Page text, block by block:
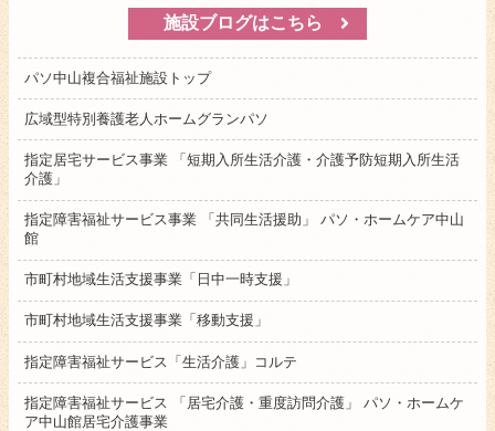
施設ブログはこちら
パソ中山複合福祉施設トップ
広域型特別養護老人ホームグランパソ
指定居宅サービス事業 「短期入所生活介護・介護予防短期入所生活
介護」
指定障害福祉サービス事業 「共同生活援助」 パソ・ホームケア中山
館
市町村地域生活支援事業「日中一時支援」
市町村地域生活支援事業「移動支援」
指定障害福祉サービス「生活介護」コルテ
指定障害福祉サービス 「居宅介護・重度訪問介護」 パソ・ホームケ
ア中山館居宅介護事業